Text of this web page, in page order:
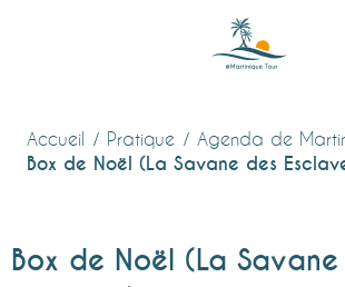
Accueil Pratique Agenda de
Box de Noël (La Savane des
Box de Noël (La